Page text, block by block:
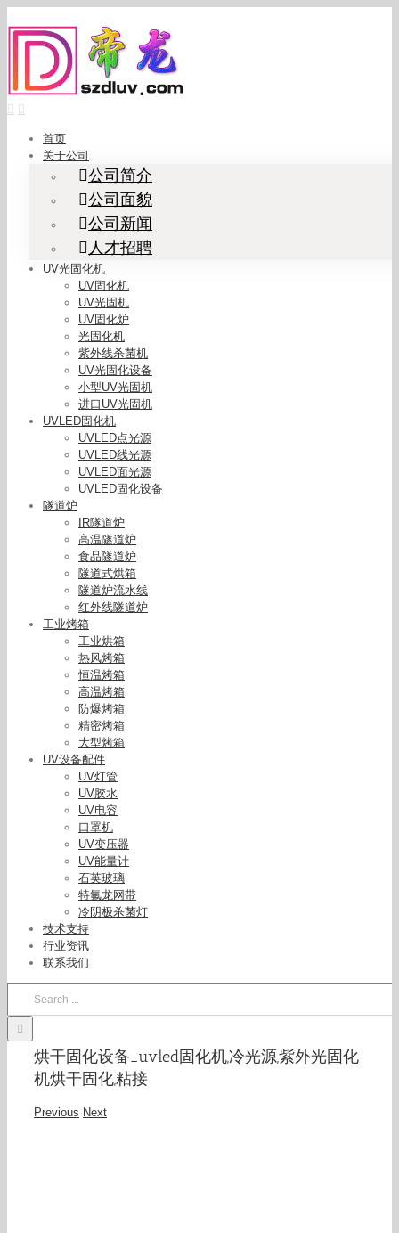
to
content
首页
关于公司
公司简介
公司面貌
公司新闻
人才招聘
UV光固化机
UV固化机
UV光固机
UV固化炉
光固化机
紫外线杀菌机
UV光固化设备
小型UV光固机
进口UV光固机
UVLED固化机
UVLED点光源
UVLED线光源
UVLED面光源
UVLED固化设备
隧道炉
IR隧道炉
高温隧道炉
食品隧道炉
隧道式烘箱
隧道炉流水线
红外线隧道炉
工业烤箱
工业烘箱
热风烤箱
恒温烤箱
高温烤箱
防爆烤箱
精密烤箱
大型烤箱
UV设备配件
UV灯管
UV胶水
UV电容
口罩机
UV变压器
UV能量计
石英玻璃
特氟龙网带
冷阴极杀菌灯
技术支持
行业资讯
联系我们
烘干固化设备_uvled固化机,冷光源,紫外光固化
机烘干固化,粘接
Previous Next